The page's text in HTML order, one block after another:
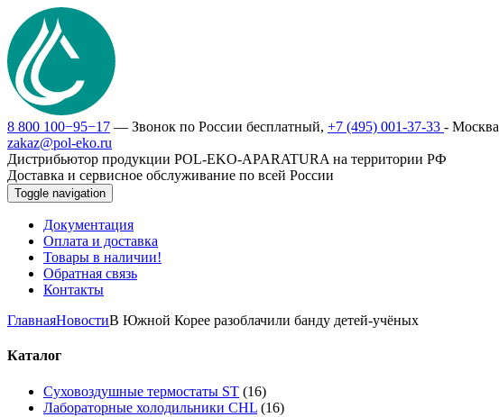
8 800 100−95−17 — Звонок по России бесплатный, +7 (495) 001-37-33 - Москва
zakaz@pol-eko.ru
Дистрибьютор продукции POL-EKO-APARATURA на территории РФ
Доставка и сервисное обслуживание по всей России
Toggle navigation
Документация
Оплата и доставка
Товары в наличии!
Обратная связь
Контакты
ГлавнаяНовостиВ Южной Корее разоблачили банду детей-учёных
Каталог
Суховоздушные термостаты ST (16)
Лабораторные холодильники CHL (16)